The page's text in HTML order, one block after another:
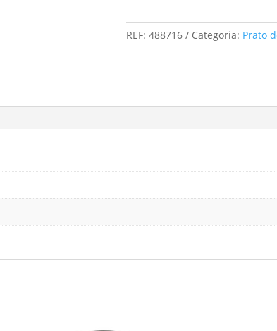
V93/6-
H/2
REF: 488716 Categoria: Prato